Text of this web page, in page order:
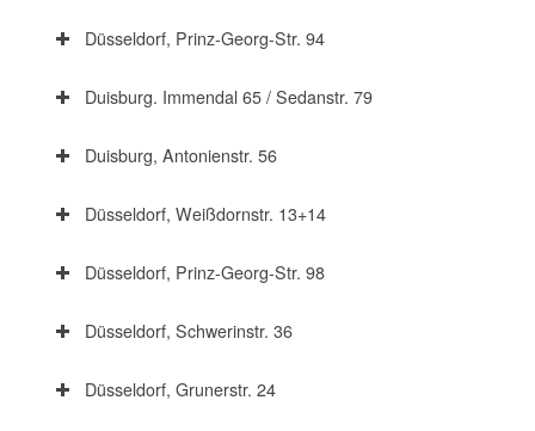
Düsseldorf, Prinz-Georg-Str. 94
Duisburg. Immendal 65 / Sedanstr. 79
Duisburg, Antonienstr. 56
Düsseldorf, Weißdornstr. 13+14
Düsseldorf, Prinz-Georg-Str. 98
Düsseldorf, Schwerinstr. 36
Düsseldorf, Grunerstr. 24